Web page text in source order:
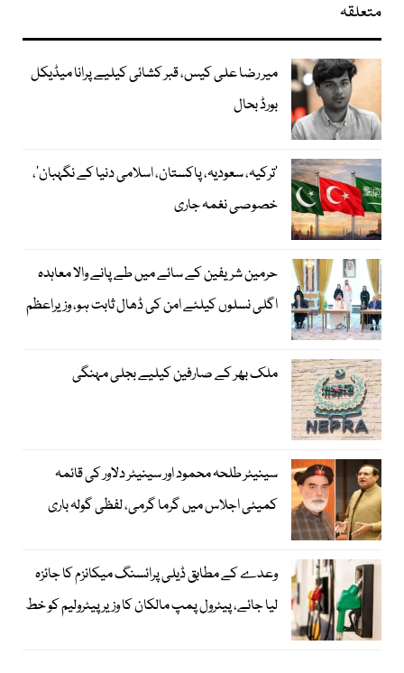
متعلقہ
میر رضا علی کیس، قبر کشائی کیلیے پرانا میڈیکل
بورڈ بحال
‘ترکیہ، سعودیہ، پاکستان، اسلامی دنیا کے نگہبان’،
خصوصی نغمہ جاری
حرمین شریفین کے سائے میں طے پانے والا معاہدہ
اگلی نسلوں کیلئے امن کی ڈھال ثابت ہو، وزیراعظم
ملک بھر کے صارفین کیلیے بجلی مہنگی
سینیٹر طلحہ محمود اور سینیٹر دلاور کی قائمہ
کمیٹی اجلاس میں گرما گرمی، لفظی گولہ باری
وعدے کے مطابق ڈیلی پرائسنگ میکانزم کا جائزہ
لیا جائے، پیٹرول پمپ مالکان کا وزیرپیٹرولیم کو خط